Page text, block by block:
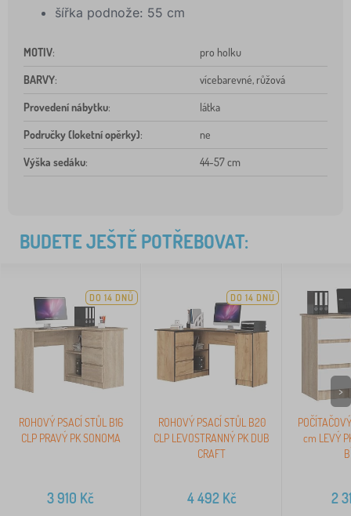
šířka podnože: 55 cm
MOTIV: pro holku
BARVY: vícebarevné, růžová
Provedení nábytku: látka
Područky (loketní opěrky): ne
Výška sedáku: 44-57 cm
BUDETE JEŠTĚ POTŘEBOVAT:
DO 14 DNŮ
ROHOVÝ PSACÍ STŮL B16
CLP PRAVÝ PK SONOMA
3 910 Kč
DO 14 DNŮ
ROHOVÝ PSACÍ STŮL B20
CLP LEVOSTRANNÝ PK DUB
CRAFT
4 492Kč
cm LEVÝ
2
>